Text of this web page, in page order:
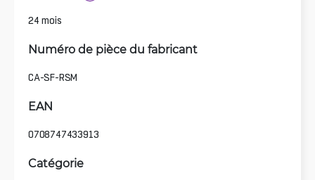
24 mois
Numéro de pièce du fabricant
CA-SF-RSM
EAN
0708747433913
Catégorie